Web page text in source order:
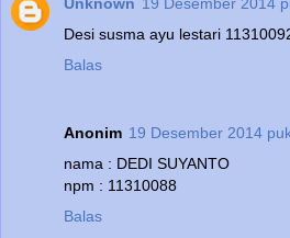
Unknown 19 Desember 2014
Desi susma ayu lestari
Balas
Anonim 19 Desember 2014
nama : DEDI SUYANTO
npm : 11310088
Balas